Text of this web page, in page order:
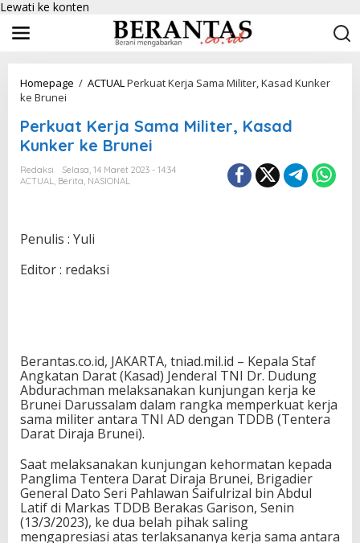
Lewati ke konten
Homepage / ACTUALPerkuat Kerja Sama Militer, Kasad Kunker
ke Brunei
Perkuat Kerja Sama Militer, Kasad
Kunker ke Brunei
Redaksi
Selasa, 14 Maret 2023 - 14:34
ACTUAL, Berita, NASIONAL
Penulis : Yuli
Editor : redaksi
Berantas.co.id, JAKARTA, tniad.mil.id – Kepala Staf
Angkatan Darat (Kasad) Jenderal TNI Dr. Dudung
Abdurachman melaksanakan kunjungan kerja ke
Brunei Darussalam dalam rangka memperkuat kerja
sama militer antara TNI AD dengan TDDB (Tentera
Darat Diraja Brunei).
Saat melaksanakan kunjungan kehormatan kepada
Panglima Tentera Darat Diraja Brunei, Brigadier
General Dato Seri Pahlawan Saifulrizal bin Abdul
Latif di Markas TDDB Berakas Garison, Senin
(13/3/2023), ke dua belah pihak saling
mengapresiasi atas terlaksananya kerja sama antara